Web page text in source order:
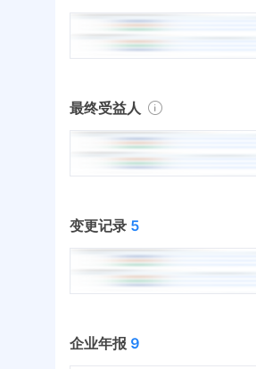
最终受益人
变更记录 5
企业年报 9